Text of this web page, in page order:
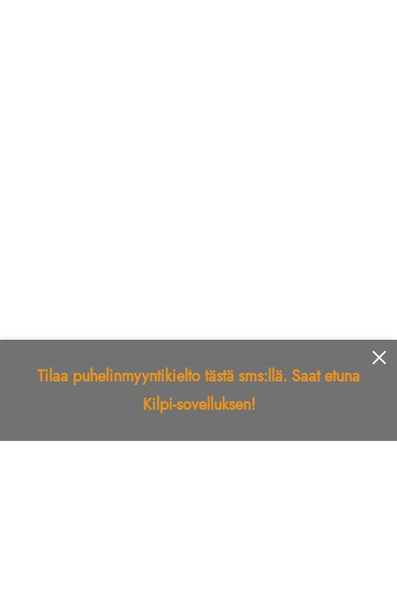
Tilaa puhelinmyyntikielto tästä sms:llä. Saat etuna
Kilpi-sovelluksen!